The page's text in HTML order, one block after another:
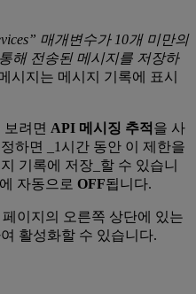
매개변수가 10개 미만의
해 전송된 메시지를 저장하
시지는 메시지 기록에 표시
려면 API 메시징 추적 을 사
하면 _1시간 동안 이 제한을
기록에 저장_할 수 있습니
자동으로 OFF됩니다.
페이지의 오른쪽 상단에 있는
활성화할 수 있습니다.